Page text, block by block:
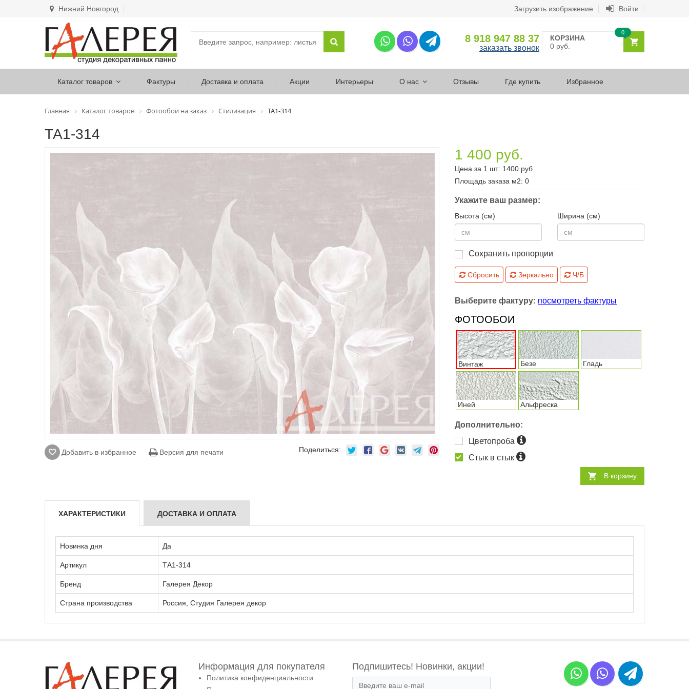
Нижний Новгород Загрузить изображение Войти
8 918 947 88 37
заказать звонок
КОРЗИНА
0 руб.
0
Каталог товаров Фактуры Доставка и оплата Акции Интерьеры О нас Отзывы Где купить Избранное
Главная Каталог товаров Фотообои на заказ Стилизация ТА1-314
ТА1-314
Добавить в избранное Версия для печати Поделиться:
1 400 руб.
Цена за 1 шт: 1400 руб.
Площадь заказа м2: 0
Укажите ваш размер:
Высота (см) Ширина (см)
Сохранить пропорции
Сбросить Зеркально Ч/Б
Выберите фактуру: посмотреть фактуры
ФОТООБОИ
Винтаж Безе Гладь
Иней Альфреска
Дополнительно:
Цветопроба
Стык в стык
В корзину
ХАРАКТЕРИСТИКИ ДОСТАВКА И ОПЛАТА
Новинка дня Да
Артикул ТА1-314
Бренд Галерея Декор
Страна производства Россия, Студия Галерея декор
Информация для покупателя
Политика конфиденциальности
Подпишитесь! Новинки, акции!